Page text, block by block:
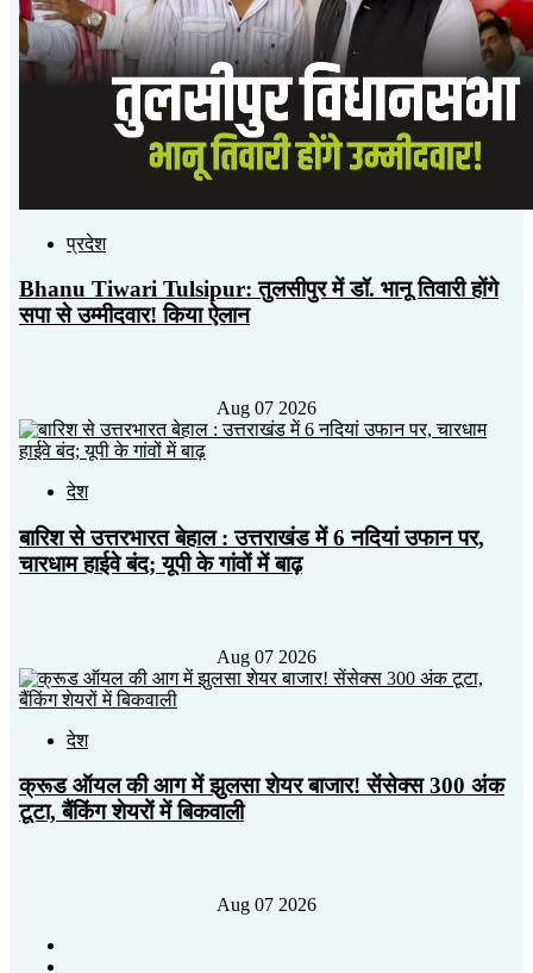
प्रदेश
Bhanu Tiwari Tulsipur: तुलसीपुर में ​डॉ. भानू तिवारी होंगे
सपा से उम्मीदवार! किया ऐलान
Aug 07 2026
देश
बारिश से उत्तरभारत बेहाल : उत्तराखंड में 6 नदियां उफान पर,
चारधाम हाईवे बंद; यूपी के गांवों में बाढ़
Aug 07 2026
देश
क्रूड ऑयल की आग में झुलसा शेयर बाजार! सेंसेक्स 300 अंक
टूटा, बैंकिंग शेयरों में बिकवाली
Aug 07 2026